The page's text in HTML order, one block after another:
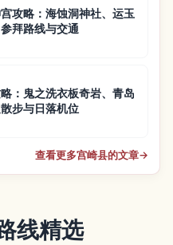
攻略：海蚀洞神社、运玉
拜路线与交通
：鬼之洗衣板奇岩、青岛
步与日落机位
查看更多宫崎县的文章→
线精选